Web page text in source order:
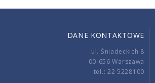
DANE KONTAKTOWE
ul. Śniadeckich 8
00-656 Warszawa
tel.: 22 5228100